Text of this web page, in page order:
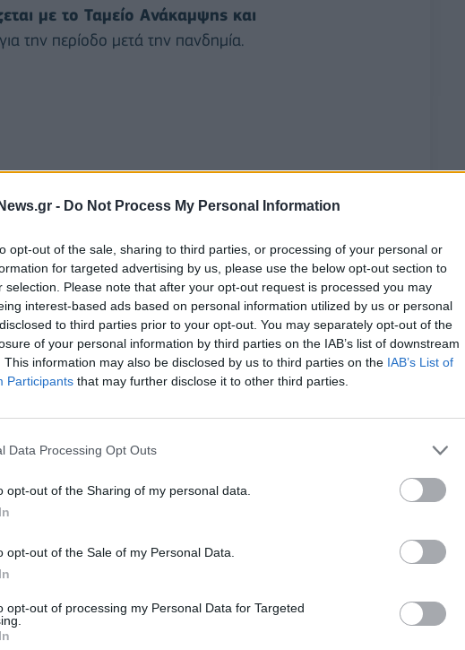
- Do Not Process My Personal Information
opt-out of the sale, sharing to third parties, or processing of your personal or
for targeted advertising by us, please use the below opt-out section to
selection. Please note that after your opt-out request is processed you may
interest-based ads based on personal information utilized by us or personal
to third parties prior to your opt-out. You may separately opt-out of the
of your personal information by third parties on the IAB’s list of downstream
This information may also be disclosed by us to third parties on the IAB’s List of
Participants that may further disclose it to other third parties.
Data Processing Opt Outs
opt-out of the Sharing of my personal data.
opt-out of the Sale of my Personal Data.
opt-out of processing my Personal Data for Targeted
με το Ταμείο Ανάκαμψης και
την περίοδο μετά την πανδημία.
ΕΕ, 150 αξιωματικοί από αστυνομικές μονάδες
χώρεςσυνέλαβαν οκτώ άτομα, ενώ άλλα
Ιταλία.
σπίτια και επιχειρήσεις, όπουκατάσχεσαν και
ρολόγια και αυτοκίνητα πολυτελείας.
Ταμείου Ανάκαμψης της ΕΕ
ευρώ υπό μορφή επιχορηγήσεων και δανείων.